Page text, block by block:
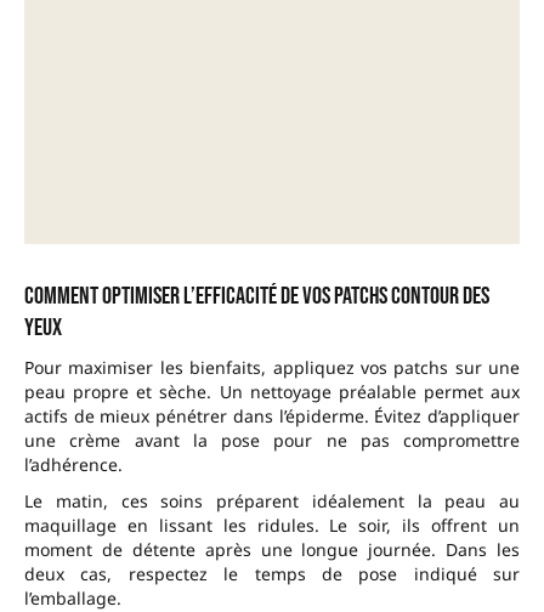
Comment optimiser l’efficacité de vos patchs contour des
yeux
Pour maximiser les bienfaits, appliquez vos patchs sur une
peau propre et sèche. Un nettoyage préalable permet aux
actifs de mieux pénétrer dans l’épiderme. Évitez d’appliquer
une crème avant la pose pour ne pas compromettre
l’adhérence.
Le matin, ces soins préparent idéalement la peau au
maquillage en lissant les ridules. Le soir, ils offrent un
moment de détente après une longue journée. Dans les
deux cas, respectez le temps de pose indiqué sur
l’emballage.